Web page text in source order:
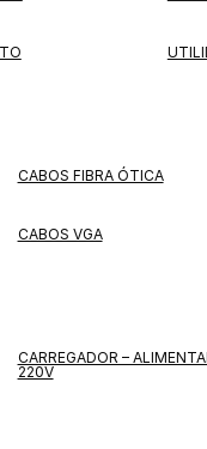
CABOS FIBRA ÓTICA
CABOS VGA
CARREGADOR –
220V